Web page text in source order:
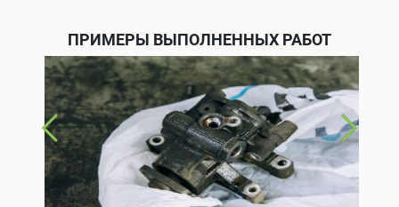
ПРИМЕРЫ ВЫПОЛНЕННЫХ РАБОТ